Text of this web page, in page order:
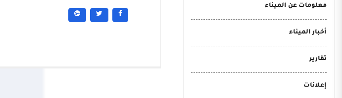
معلومات عن الميناء
أخبار الميناء
تقارير
إعلانات